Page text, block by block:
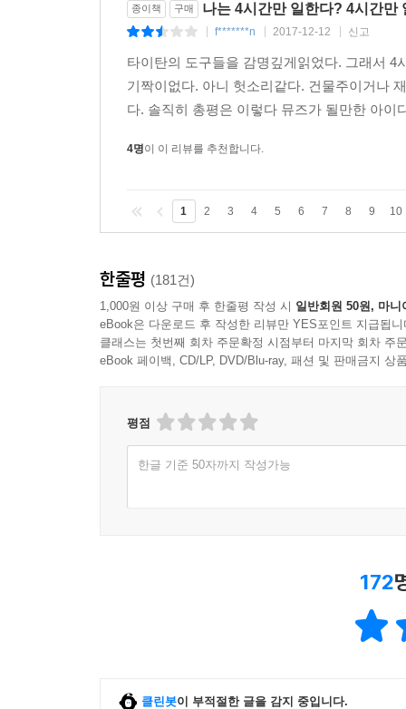
종이책 구매 나는 4시간만 일한다? 4시간만
f*******n 2017-12-12 신고
타이탄의 도구들을 감명깊게읽었다. 그래서
기짝이없다. 아니 헛소리같다. 건물주이거나
다. 솔직히 총평은 이렇다 뮤즈가 될만한 아
4명이 이 리뷰를 추천합니다.
1 2 3 4 5 6 7 8 9 10
한줄평 (181건)
1,000원 이상 구매 후 한줄평 작성 시 일반회원 50원, 마니
eBook은 다운로드 후 작성한 리뷰만 YES포인트 지급됩니
클래스는 첫번째 회차 주문확정 시점부터 마지막 회차 주
eBook 페이백, CD/LP, DVD/Blu-ray, 패션 및 판매금지 상
평점
한글 기준 50자까지 작성가능
172
클린봇이 부적절한 글을 감지 중입니다.